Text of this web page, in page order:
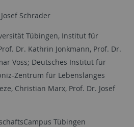
Schrader
Tübingen, Institut für
Dr. Kathrin Jonkmann, Prof. Dr.
Voss; Deutsches Institut für
Zentrum für Lebenslanges
Christian Marx, Prof. Dr. Josef
Tübingen